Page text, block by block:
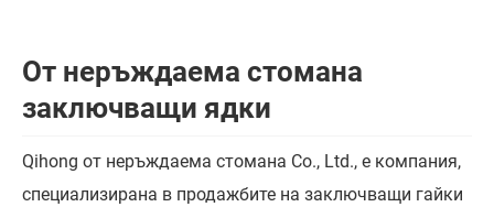
От неръждаема стомана
заключващи ядки
Qihong от неръждаема стомана Co., Ltd., е компания,
специализирана в продажбите на заключващи гайки